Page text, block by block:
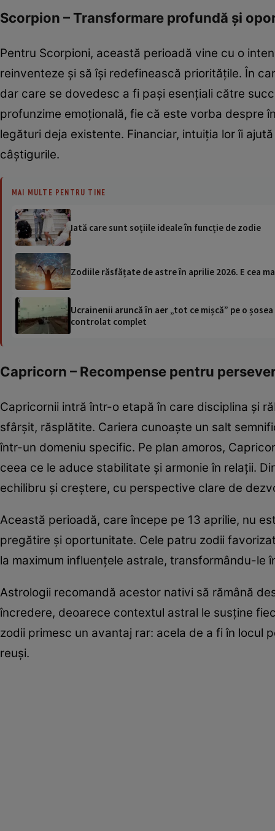
Scorpion – Transformare profundă și
Pentru Scorpioni, această perioadă vine cu o
reinventeze și să își redefinească prioritățile. În
dar care se dovedesc a fi pași esențiali către
profunzime emoțională, fie că este vorba despre
legături deja existente. Financiar, intuiția lor îi
câștigurile.
MAI MULTE PENTRU TINE
Iată care sunt soțiile ideale în funcție de zodie
Zodiile răsfățate de astre în aprilie 2026. E cea
Ucrainenii aruncă în aer „tot ce mișcă” pe o
controlat complet
Capricorn – Recompense pentru
Capricornii intră într-o etapă în care disciplina și
sfârșit, răsplătite. Cariera cunoaște un salt
într-un domeniu specific. Pe plan amoros,
ceea ce le aduce stabilitate și armonie în relații.
echilibru și creștere, cu perspective clare de
Această perioadă, care începe pe 13 aprilie, nu
pregătire și oportunitate. Cele patru zodii
la maximum influențele astrale, transformându-le
Astrologii recomandă acestor nativi să rămână
încredere, deoarece contextul astral le susține
zodii primesc un avantaj rar: acela de a fi în locul
reuși.